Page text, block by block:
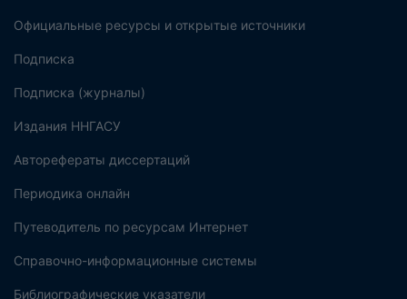
Официальные ресурсы и открытые источники
Подписка
Подписка (журналы)
Издания ННГАСУ
Авторефераты диссертаций
Периодика онлайн
Путеводитель по ресурсам Интернет
Справочно-информационные системы
Библиографические указатели